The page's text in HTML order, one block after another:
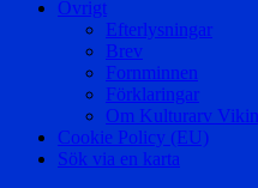
Övrigt
Efterlysningar
Brev
Fornminnen
Förklaringar
Om Kulturarv
Cookie Policy (EU)
Sök via en karta